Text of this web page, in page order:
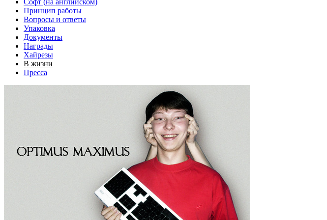
Принцип работы
Вопросы и ответы
Упаковка
Документы
Награды
Хайрезы
В жизни
Пресса